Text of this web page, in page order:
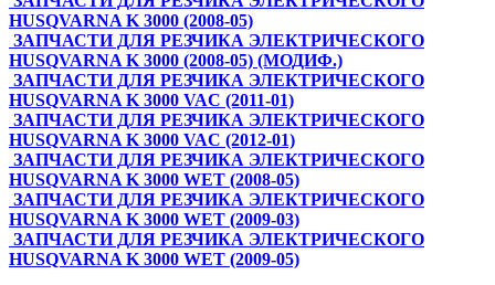
HUSQVARNA K 3000 (2008-05)
ЗАПЧАСТИ ДЛЯ РЕЗЧИКА ЭЛЕКТРИЧЕСКОГО
HUSQVARNA K 3000 (2008-05) (МОДИФ.)
ЗАПЧАСТИ ДЛЯ РЕЗЧИКА ЭЛЕКТРИЧЕСКОГО
HUSQVARNA K 3000 VAC (2011-01)
ЗАПЧАСТИ ДЛЯ РЕЗЧИКА ЭЛЕКТРИЧЕСКОГО
HUSQVARNA K 3000 VAC (2012-01)
ЗАПЧАСТИ ДЛЯ РЕЗЧИКА ЭЛЕКТРИЧЕСКОГО
HUSQVARNA K 3000 WET (2008-05)
ЗАПЧАСТИ ДЛЯ РЕЗЧИКА ЭЛЕКТРИЧЕСКОГО
HUSQVARNA K 3000 WET (2009-03)
ЗАПЧАСТИ ДЛЯ РЕЗЧИКА ЭЛЕКТРИЧЕСКОГО
HUSQVARNA K 3000 WET (2009-05)